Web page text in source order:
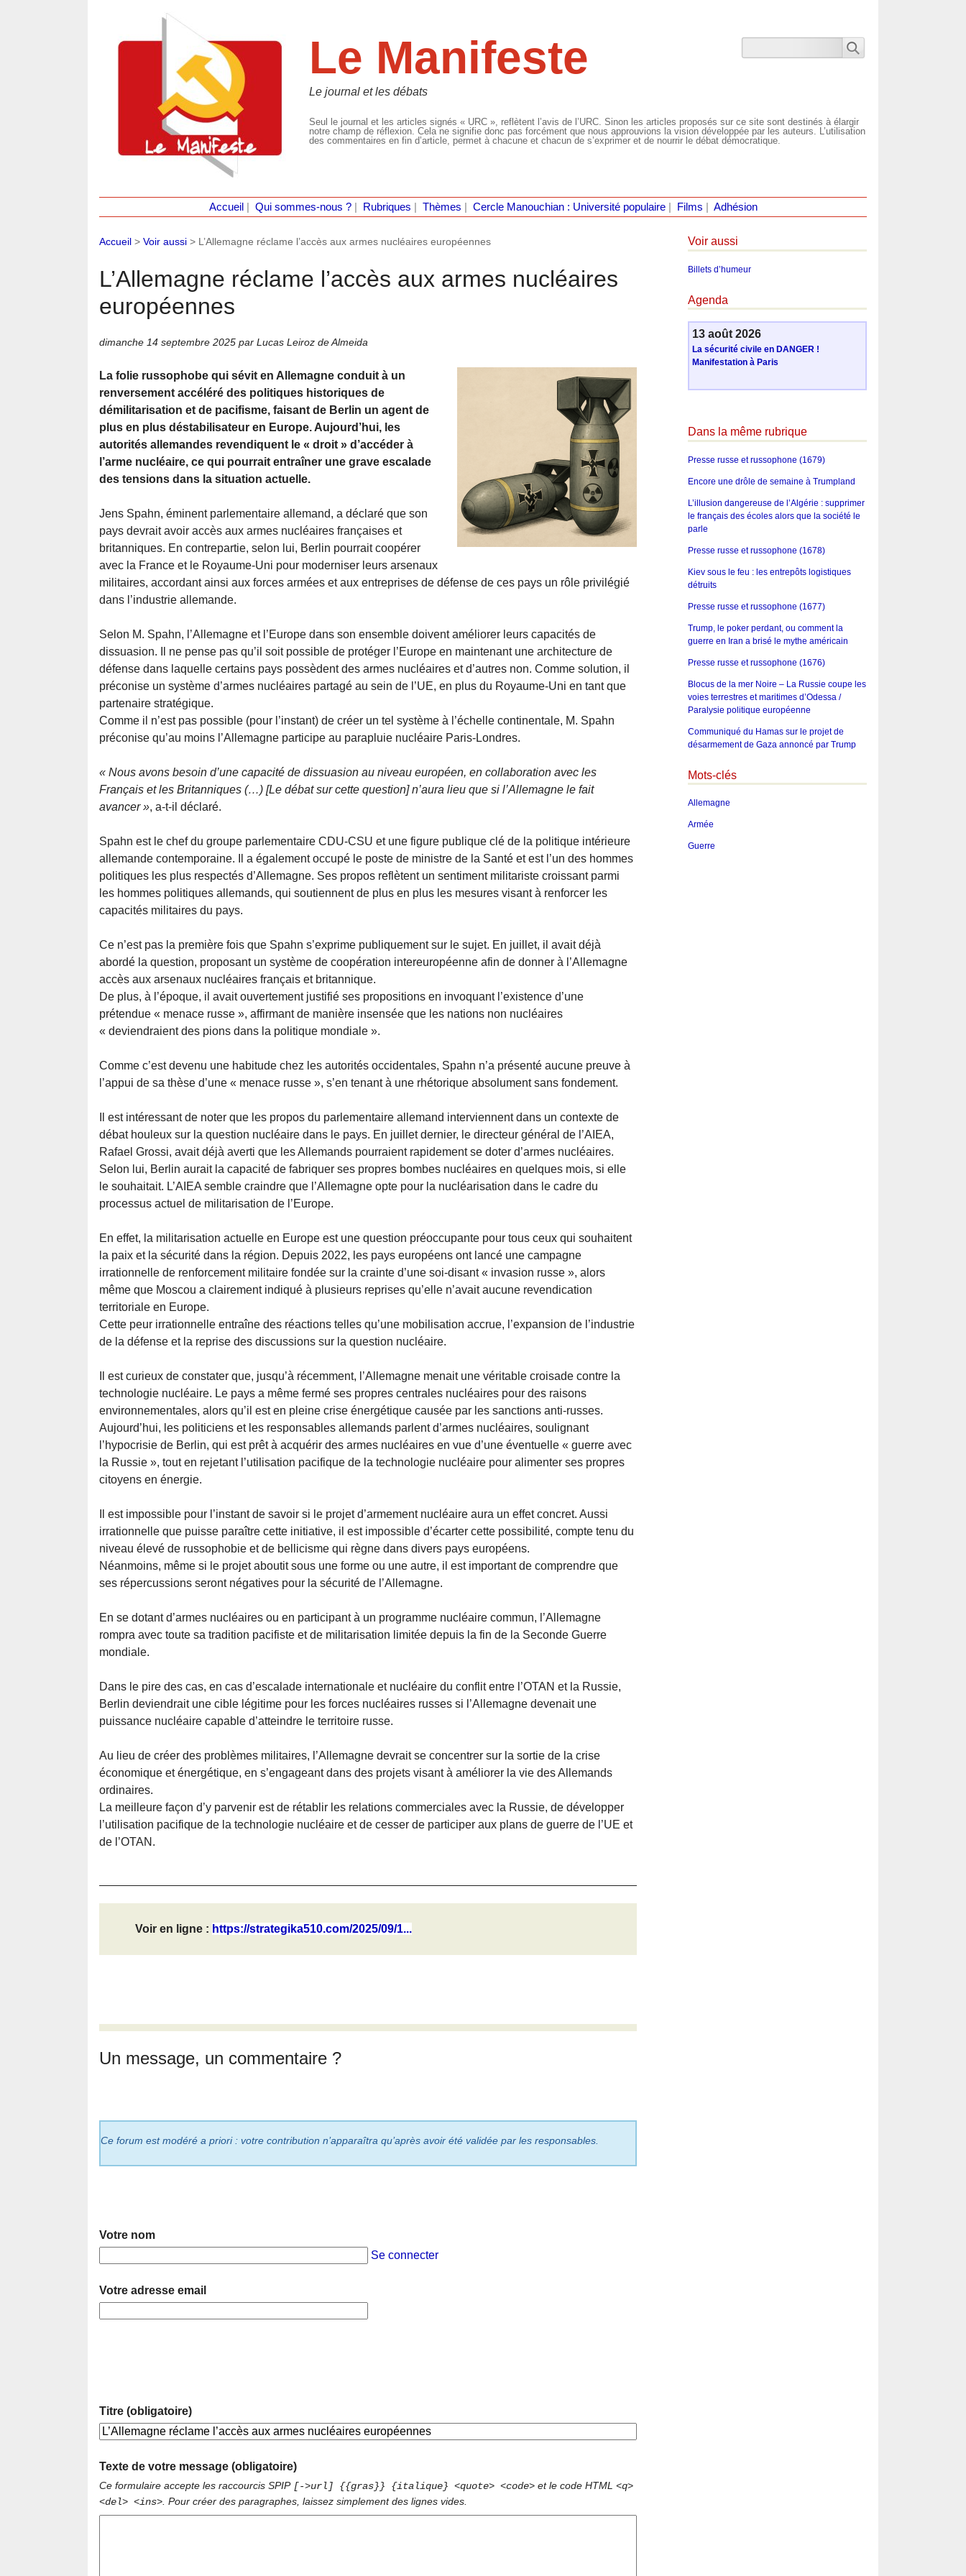
Le Manifeste
Le journal et les débats
Seul le journal et les articles signés « URC », reflètent l’avis de l’URC. Sinon les articles proposés sur ce site sont destinés à élargir
notre champ de réflexion. Cela ne signifie donc pas forcément que nous approuvions la vision développée par les auteurs. L’utilisation
des commentaires en fin d’article, permet à chacune et chacun de s’exprimer et de nourrir le débat démocratique.
Accueil Qui sommes-nous ?| Rubriques Thèmes Cercle Manouchian : Université populaire| Films Adhésion
Accueil > Voir aussi > L’Allemagne réclame l’accès aux armes nucléaires européennes
L’Allemagne réclame l’accès aux armes nucléaires
européennes
dimanche 14 septembre 2025 par Lucas Leiroz de Almeida
La folie russophobe qui sévit en Allemagne conduit à un
renversement accéléré des politiques historiques de
démilitarisation et de pacifisme, faisant de Berlin un agent de
plus en plus déstabilisateur en Europe. Aujourd’hui, les
autorités allemandes revendiquent le « droit » d’accéder à
l’arme nucléaire, ce qui pourrait entraîner une grave escalade
des tensions dans la situation actuelle.
Jens Spahn, éminent parlementaire allemand, a déclaré que son
pays devrait avoir accès aux armes nucléaires françaises et
britanniques. En contrepartie, selon lui, Berlin pourrait coopérer
avec la France et le Royaume-Uni pour moderniser leurs arsenaux
militaires, accordant ainsi aux forces armées et aux entreprises de défense de ces pays un rôle privilégié
dans l’industrie allemande.
Selon M. Spahn, l’Allemagne et l’Europe dans son ensemble doivent améliorer leurs capacités de
dissuasion. Il ne pense pas qu’il soit possible de protéger l’Europe en maintenant une architecture de
défense dans laquelle certains pays possèdent des armes nucléaires et d’autres non. Comme solution, il
préconise un système d’armes nucléaires partagé au sein de l’UE, en plus du Royaume-Uni en tant que
partenaire stratégique.
Comme il n’est pas possible (pour l’instant) de créer un tel système à l’échelle continentale, M. Spahn
préconise qu’au moins l’Allemagne participe au parapluie nucléaire Paris-Londres.
« Nous avons besoin d’une capacité de dissuasion au niveau européen, en collaboration avec les
Français et les Britanniques (…) [Le débat sur cette question] n’aura lieu que si l’Allemagne le fait
avancer », a-t-il déclaré.
Spahn est le chef du groupe parlementaire CDU-CSU et une figure publique clé de la politique intérieure
allemande contemporaine. Il a également occupé le poste de ministre de la Santé et est l’un des hommes
politiques les plus respectés d’Allemagne. Ses propos reflètent un sentiment militariste croissant parmi
les hommes politiques allemands, qui soutiennent de plus en plus les mesures visant à renforcer les
capacités militaires du pays.
Ce n’est pas la première fois que Spahn s’exprime publiquement sur le sujet. En juillet, il avait déjà
abordé la question, proposant un système de coopération intereuropéenne afin de donner à l’Allemagne
accès aux arsenaux nucléaires français et britannique.
De plus, à l’époque, il avait ouvertement justifié ses propositions en invoquant l’existence d’une
prétendue « menace russe », affirmant de manière insensée que les nations non nucléaires
« deviendraient des pions dans la politique mondiale ».
Comme c’est devenu une habitude chez les autorités occidentales, Spahn n’a présenté aucune preuve à
l’appui de sa thèse d’une « menace russe », s’en tenant à une rhétorique absolument sans fondement.
Il est intéressant de noter que les propos du parlementaire allemand interviennent dans un contexte de
débat houleux sur la question nucléaire dans le pays. En juillet dernier, le directeur général de l’AIEA,
Rafael Grossi, avait déjà averti que les Allemands pourraient rapidement se doter d’armes nucléaires.
Selon lui, Berlin aurait la capacité de fabriquer ses propres bombes nucléaires en quelques mois, si elle
le souhaitait. L’AIEA semble craindre que l’Allemagne opte pour la nucléarisation dans le cadre du
processus actuel de militarisation de l’Europe.
En effet, la militarisation actuelle en Europe est une question préoccupante pour tous ceux qui souhaitent
la paix et la sécurité dans la région. Depuis 2022, les pays européens ont lancé une campagne
irrationnelle de renforcement militaire fondée sur la crainte d’une soi-disant « invasion russe », alors
même que Moscou a clairement indiqué à plusieurs reprises qu’elle n’avait aucune revendication
territoriale en Europe.
Cette peur irrationnelle entraîne des réactions telles qu’une mobilisation accrue, l’expansion de l’industrie
de la défense et la reprise des discussions sur la question nucléaire.
Il est curieux de constater que, jusqu’à récemment, l’Allemagne menait une véritable croisade contre la
technologie nucléaire. Le pays a même fermé ses propres centrales nucléaires pour des raisons
environnementales, alors qu’il est en pleine crise énergétique causée par les sanctions anti-russes.
Aujourd’hui, les politiciens et les responsables allemands parlent d’armes nucléaires, soulignant
l’hypocrisie de Berlin, qui est prêt à acquérir des armes nucléaires en vue d’une éventuelle « guerre avec
la Russie », tout en rejetant l’utilisation pacifique de la technologie nucléaire pour alimenter ses propres
citoyens en énergie.
Il est impossible pour l’instant de savoir si le projet d’armement nucléaire aura un effet concret. Aussi
irrationnelle que puisse paraître cette initiative, il est impossible d’écarter cette possibilité, compte tenu du
niveau élevé de russophobie et de bellicisme qui règne dans divers pays européens.
Néanmoins, même si le projet aboutit sous une forme ou une autre, il est important de comprendre que
ses répercussions seront négatives pour la sécurité de l’Allemagne.
En se dotant d’armes nucléaires ou en participant à un programme nucléaire commun, l’Allemagne
rompra avec toute sa tradition pacifiste et de militarisation limitée depuis la fin de la Seconde Guerre
mondiale.
Dans le pire des cas, en cas d’escalade internationale et nucléaire du conflit entre l’OTAN et la Russie,
Berlin deviendrait une cible légitime pour les forces nucléaires russes si l’Allemagne devenait une
puissance nucléaire capable d’atteindre le territoire russe.
Au lieu de créer des problèmes militaires, l’Allemagne devrait se concentrer sur la sortie de la crise
économique et énergétique, en s’engageant dans des projets visant à améliorer la vie des Allemands
ordinaires.
La meilleure façon d’y parvenir est de rétablir les relations commerciales avec la Russie, de développer
l’utilisation pacifique de la technologie nucléaire et de cesser de participer aux plans de guerre de l’UE et
de l’OTAN.
Voir en ligne : https://strategika510.com/2025/09/1...
Un message, un commentaire ?
Ce forum est modéré a priori : votre contribution n’apparaîtra qu’après avoir été validée par les responsables.
Votre nom
Se connecter
Votre adresse email
Titre (obligatoire)
Texte de votre message (obligatoire)
Ce formulaire accepte les raccourcis SPIP [->url] {{gras}} {italique} <quote> <code> et le code HTML <q>
<del> <ins> . Pour créer des paragraphes, laissez simplement des lignes vides.
Voir aussi
Billets d’humeur
Agenda
13 août 2026
La sécurité civile en DANGER !
Manifestation à Paris
Dans la même rubrique
Presse russe et russophone (1679)
Encore une drôle de semaine à Trumpland
L’illusion dangereuse de l’Algérie : supprimer
le français des écoles alors que la société le
parle
Presse russe et russophone (1678)
Kiev sous le feu : les entrepôts logistiques
détruits
Presse russe et russophone (1677)
Trump, le poker perdant, ou comment la
guerre en Iran a brisé le mythe américain
Presse russe et russophone (1676)
Blocus de la mer Noire – La Russie coupe les
voies terrestres et maritimes d’Odessa /
Paralysie politique européenne
Communiqué du Hamas sur le projet de
désarmement de Gaza annoncé par Trump
Mots-clés
Allemagne
Armée
Guerre